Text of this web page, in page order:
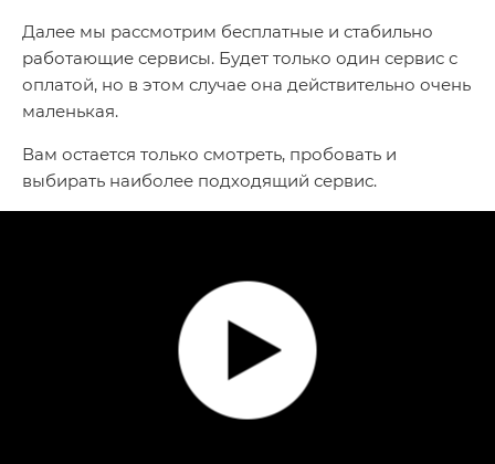
Далее мы рассмотрим бесплатные и стабильно
работающие сервисы. Будет только один сервис с
оплатой, но в этом случае она действительно очень
маленькая.
Вам остается только смотреть, пробовать и
выбирать наиболее подходящий сервис.